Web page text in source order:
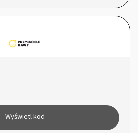
Wyświetl kod